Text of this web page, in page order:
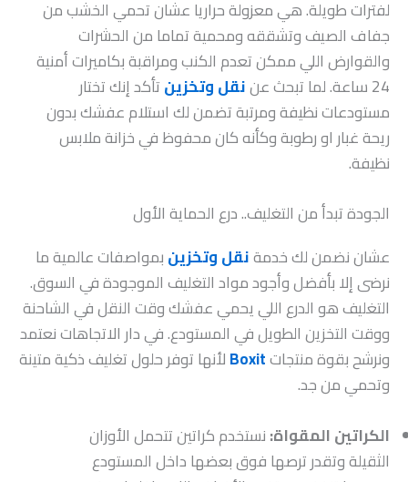
لفترات طويلة. هي معزولة حراريا عشان تحمي الخشب من
جفاف الصيف وتشققه ومحمية تماما من الحشرات
والقوارض اللي ممكن تعدم الكنب ومراقبة بكاميرات أمنية
24 ساعة. لما تبحث عن
نقل وتخزينتأكد إنك تختار
مستودعات نظيفة ومرتبة تضمن لك استلام عفشك بدون
ريحة غبار او رطوبة وكأنه كان محفوظ في خزانة ملابس
نظيفة.
الجودة تبدأ من التغليف.. درع الحماية الأول
عشان نضمن لك خدمةنقل وتخزينبمواصفات عالمية ما
نرضى إلا بأفضل وأجود مواد التغليف الموجودة في السوق.
التغليف هو الدرع اللي يحمي عفشك وقت النقل في الشاحنة
ووقت التخزين الطويل في المستودع. في دار الاتجاهات نعتمد
ونرشح بقوة منتجاتBoxitلأنها توفر حلول تغليف ذكية متينة
وتحمي من جد.
الكراتين المقواة:نستخدم كراتين تتحمل الأوزان
الثقيلة وتقدر ترصها فوق بعضها داخل المستودع